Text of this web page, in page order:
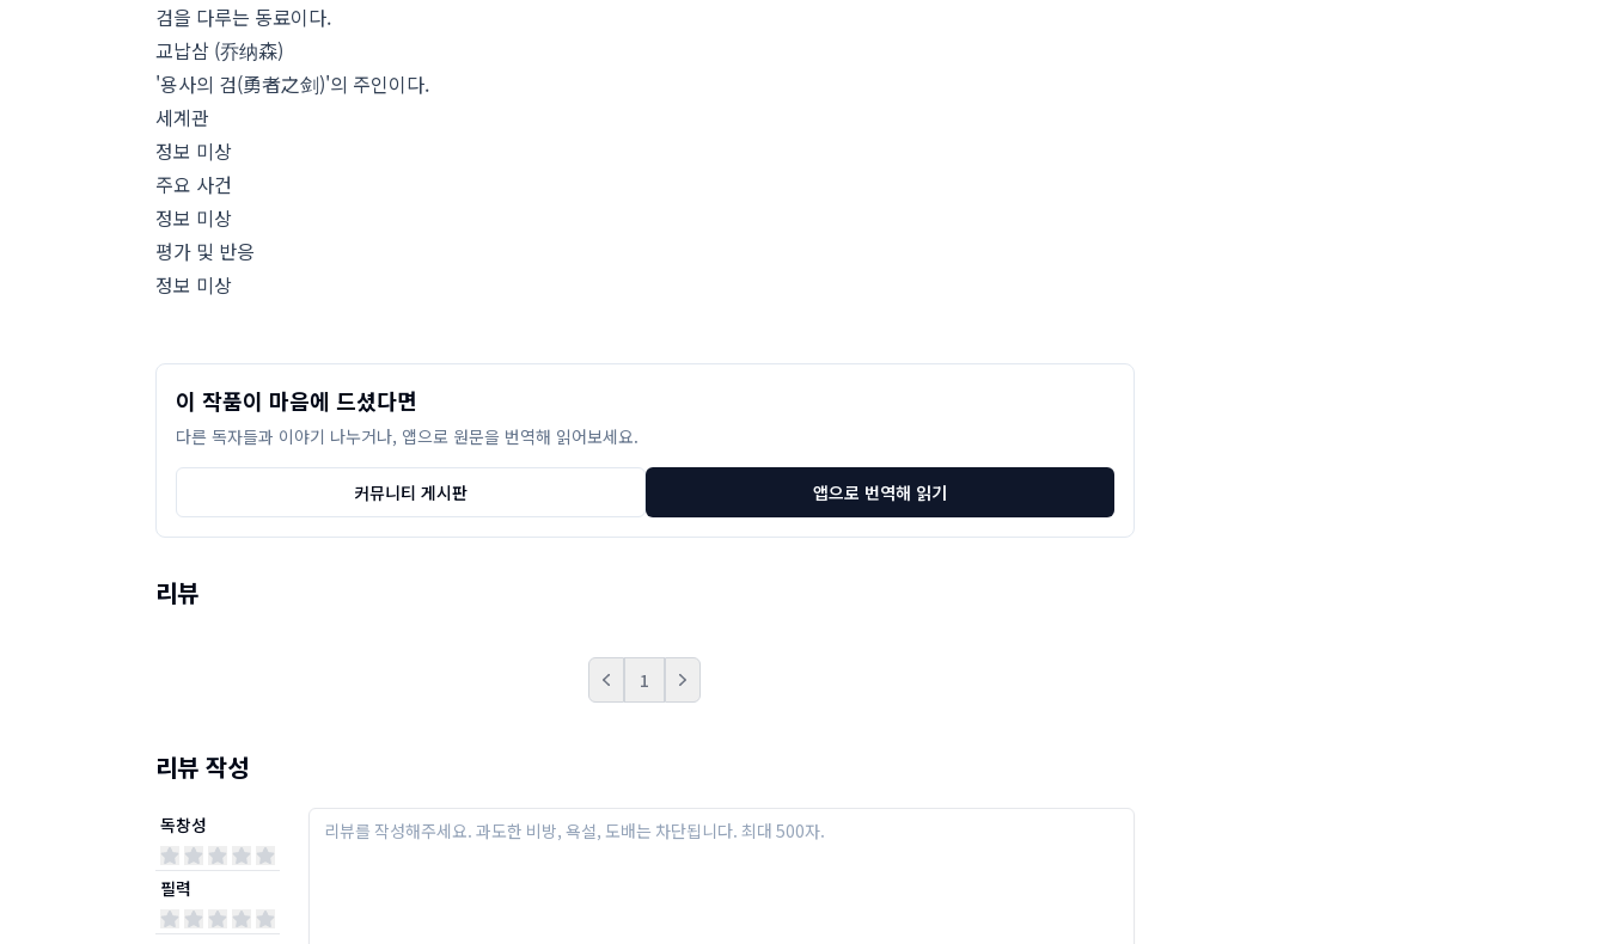
검을 다루는 동료이다.
교납삼 (乔纳森)
'용사의 검(勇者之剑)'의 주인이다.
세계관
정보 미상
주요 사건
정보 미상
평가 및 반응
정보 미상
이 작품이 마음에 드셨다면
다른 독자들과 이야기 나누거나, 앱으로 원문을 번역해 읽어보세요.
커뮤니티 게시판 앱으로 번역해 읽기
리뷰
Prev 1 Next
리뷰 작성
독창성
필력